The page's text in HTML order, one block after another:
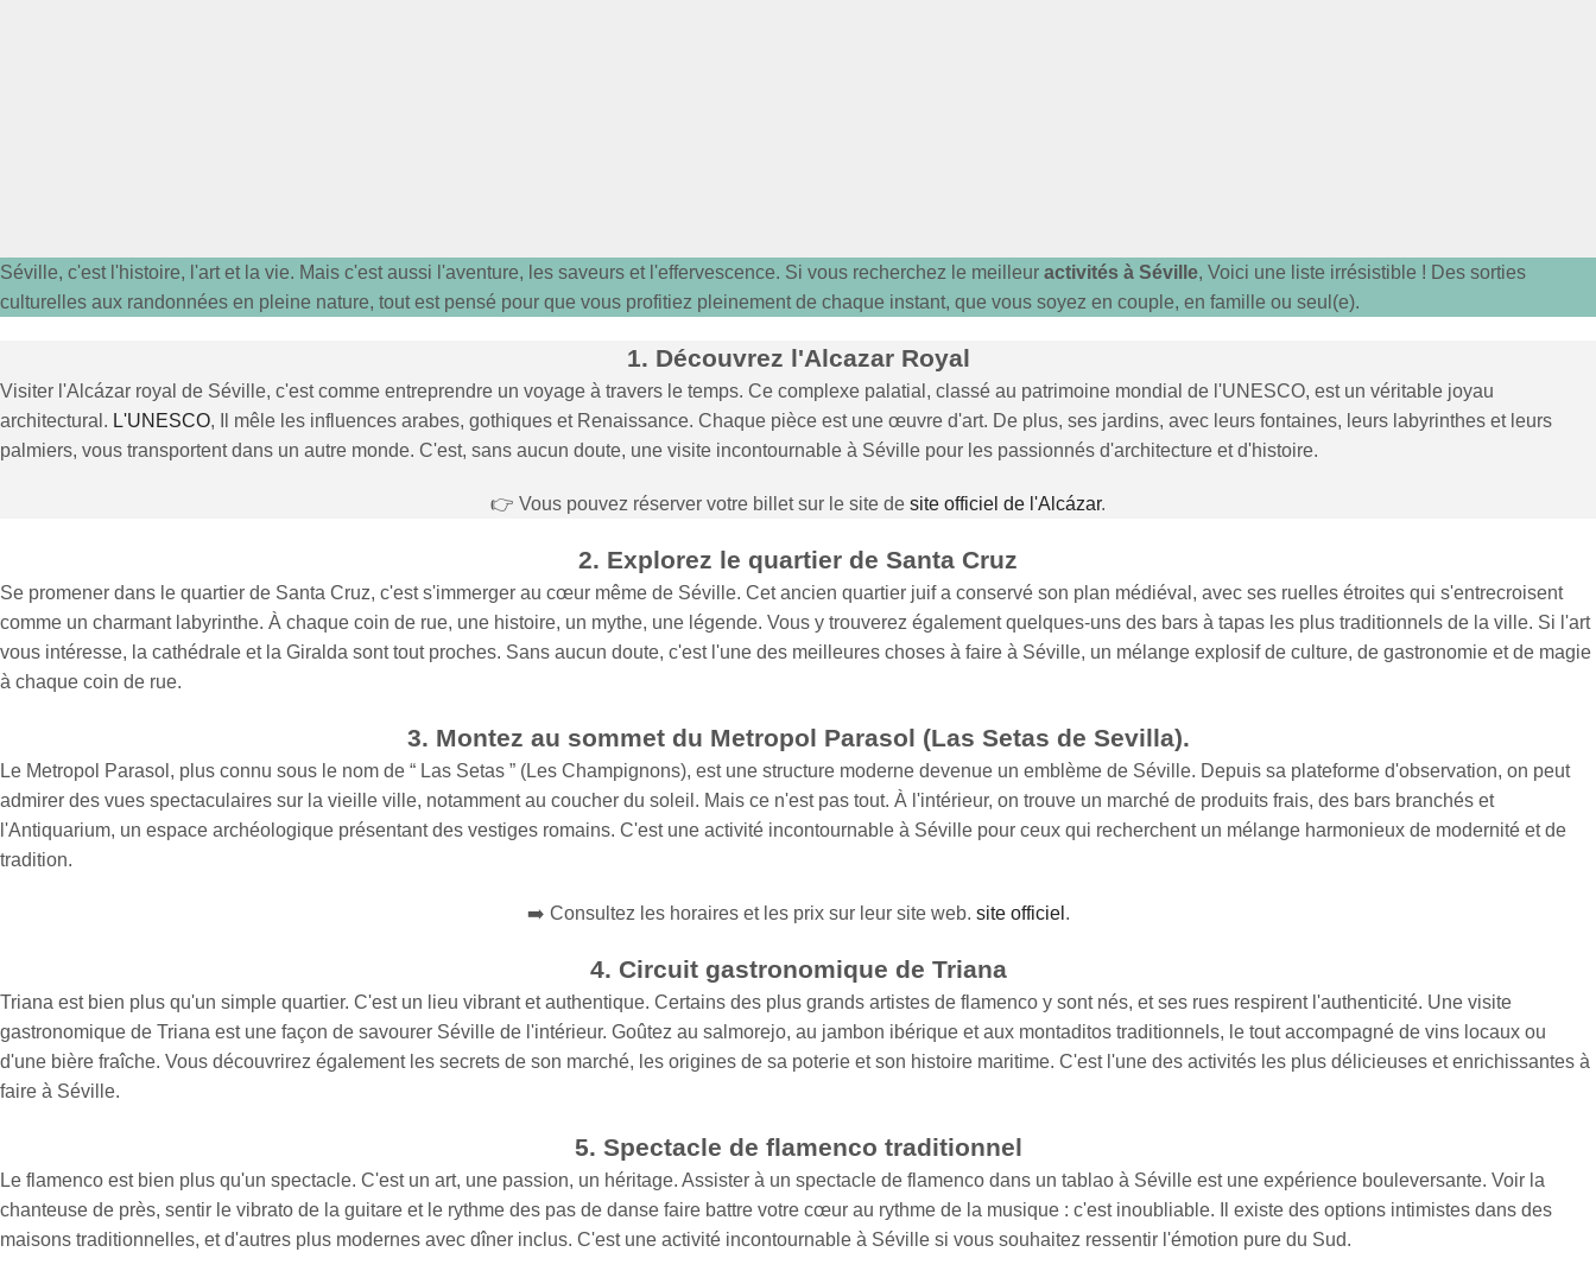
Séville, c'est l'histoire, l'art et la vie. Mais c'est aussi l'aventure, les saveurs et l'effervescence. Si vous recherchez le meilleur activités à Séville, Voici une liste irrésistible ! Des sorties
culturelles aux randonnées en pleine nature, tout est pensé pour que vous profitiez pleinement de chaque instant, que vous soyez en couple, en famille ou seul(e).
1. Découvrez l'Alcazar Royal
Visiter l'Alcázar royal de Séville, c'est comme entreprendre un voyage à travers le temps. Ce complexe palatial, classé au patrimoine mondial de l'UNESCO, est un véritable joyau
architectural. L'UNESCO, Il mêle les influences arabes, gothiques et Renaissance. Chaque pièce est une œuvre d'art. De plus, ses jardins, avec leurs fontaines, leurs labyrinthes et leurs
palmiers, vous transportent dans un autre monde. C'est, sans aucun doute, une visite incontournable à Séville pour les passionnés d'architecture et d'histoire.
👉 Vous pouvez réserver votre billet sur le site de site officiel de l'Alcázar.
2. Explorez le quartier de Santa Cruz
Se promener dans le quartier de Santa Cruz, c'est s'immerger au cœur même de Séville. Cet ancien quartier juif a conservé son plan médiéval, avec ses ruelles étroites qui s'entrecroisent
comme un charmant labyrinthe. À chaque coin de rue, une histoire, un mythe, une légende. Vous y trouverez également quelques-uns des bars à tapas les plus traditionnels de la ville. Si l'art
vous intéresse, la cathédrale et la Giralda sont tout proches. Sans aucun doute, c'est l'une des meilleures choses à faire à Séville, un mélange explosif de culture, de gastronomie et de magie
à chaque coin de rue.
3. Montez au sommet du Metropol Parasol (Las Setas de Sevilla).
Le Metropol Parasol, plus connu sous le nom de “ Las Setas ” (Les Champignons), est une structure moderne devenue un emblème de Séville. Depuis sa plateforme d'observation, on peut
admirer des vues spectaculaires sur la vieille ville, notamment au coucher du soleil. Mais ce n'est pas tout. À l'intérieur, on trouve un marché de produits frais, des bars branchés et
l'Antiquarium, un espace archéologique présentant des vestiges romains. C'est une activité incontournable à Séville pour ceux qui recherchent un mélange harmonieux de modernité et de
tradition.
➡️ Consultez les horaires et les prix sur leur site web. site officiel .
4. Circuit gastronomique de Triana
Triana est bien plus qu'un simple quartier. C'est un lieu vibrant et authentique. Certains des plus grands artistes de flamenco y sont nés, et ses rues respirent l'authenticité. Une visite
gastronomique de Triana est une façon de savourer Séville de l'intérieur. Goûtez au salmorejo, au jambon ibérique et aux montaditos traditionnels, le tout accompagné de vins locaux ou
d'une bière fraîche. Vous découvrirez également les secrets de son marché, les origines de sa poterie et son histoire maritime. C'est l'une des activités les plus délicieuses et enrichissantes à
faire à Séville.
5. Spectacle de flamenco traditionnel
Le flamenco est bien plus qu'un spectacle. C'est un art, une passion, un héritage. Assister à un spectacle de flamenco dans un tablao à Séville est une expérience bouleversante. Voir la
chanteuse de près, sentir le vibrato de la guitare et le rythme des pas de danse faire battre votre cœur au rythme de la musique : c'est inoubliable. Il existe des options intimistes dans des
maisons traditionnelles, et d'autres plus modernes avec dîner inclus. C'est une activité incontournable à Séville si vous souhaitez ressentir l'émotion pure du Sud.